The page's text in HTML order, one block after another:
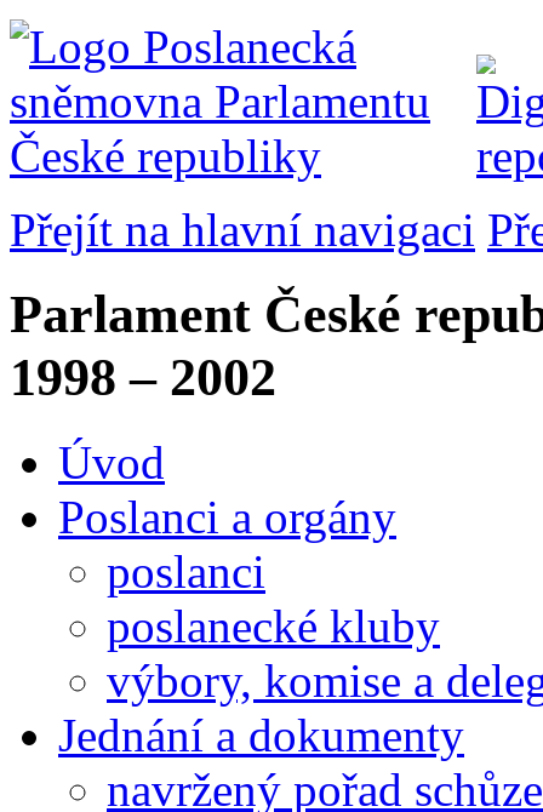
Přejít na hlavní navigaci
Parlament České
1998 – 2002
Úvod
Poslanci a orgány
poslanci
poslanecké kluby
výbory, komise a
Jednání a dokumenty
navržený pořad schůze